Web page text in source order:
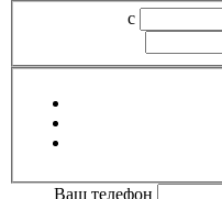
с
Ваш телефон